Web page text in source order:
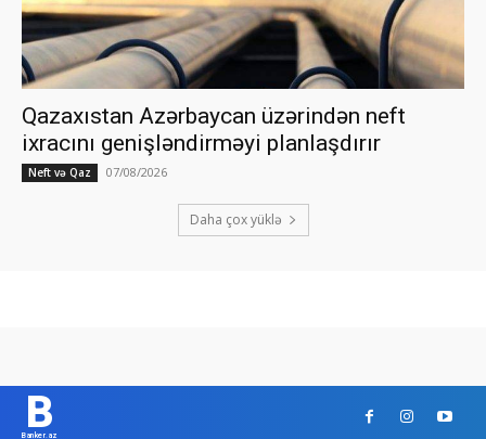
Qazaxıstan Azərbaycan üzərindən neft
ixracını genişləndirməyi planlaşdırır
Neft və Qaz 07/08/2026
Daha çox yüklə
B
Banker.az